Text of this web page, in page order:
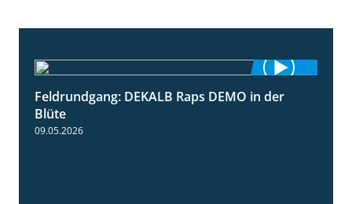
2:37
Feldrundgang: DEKALB Raps DEMO in der
Blüte
09.05.2026